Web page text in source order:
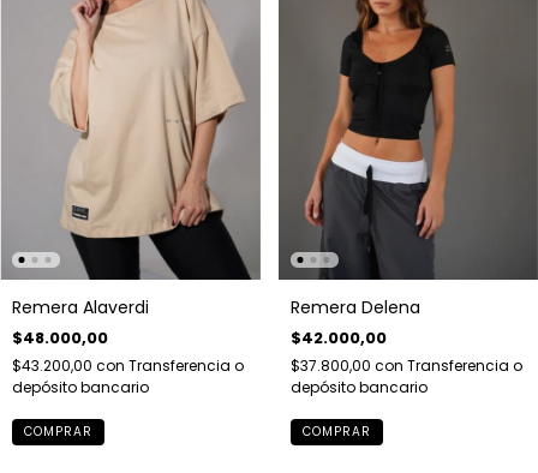
Remera Alaverdi
$48.000,00
$43.200,00 con Transferencia o
depósito bancario
COMPRAR
Remera Delena
$42.000,00
$37.800,00 con Transferencia o
depósito bancario
COMPRAR